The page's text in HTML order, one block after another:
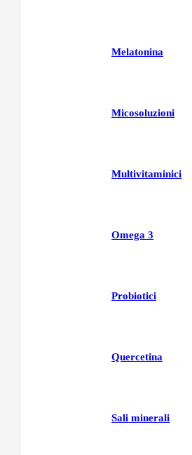
Melatonina
Micosoluzioni
Multivitaminici
Omega 3
Probiotici
Quercetina
Sali minerali